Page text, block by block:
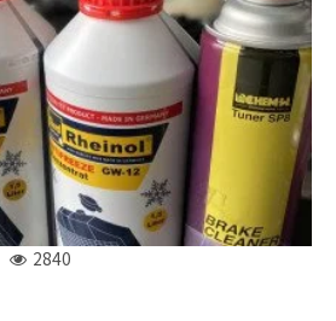
2840